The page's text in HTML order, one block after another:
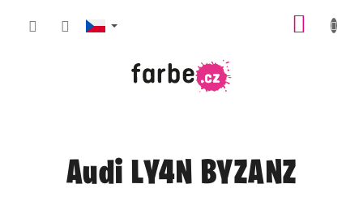
Audi LY4N BYZANZ